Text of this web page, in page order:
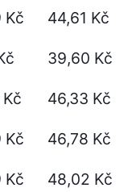
Kč 44,61 Kč
39,60 Kč
46,33 Kč
Kč 46,78 Kč
Kč 48,02 Kč